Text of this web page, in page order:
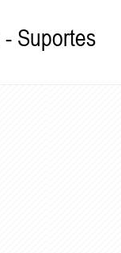
- Suportes